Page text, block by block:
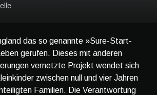
das so genannte »Sure-Start-
gerufen. Dieses mit anderen
vernetzte Projekt wendet sich
zwischen null und vier Jahren
Familien. Die Verantwortung